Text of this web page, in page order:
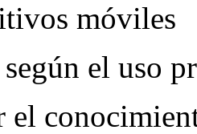
móviles
según el uso
el